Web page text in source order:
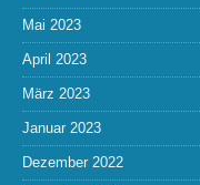
Mai 2023
April 2023
März 2023
Januar 2023
Dezember 2022